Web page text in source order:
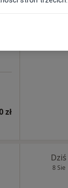
zł
Dziś
8 Sie